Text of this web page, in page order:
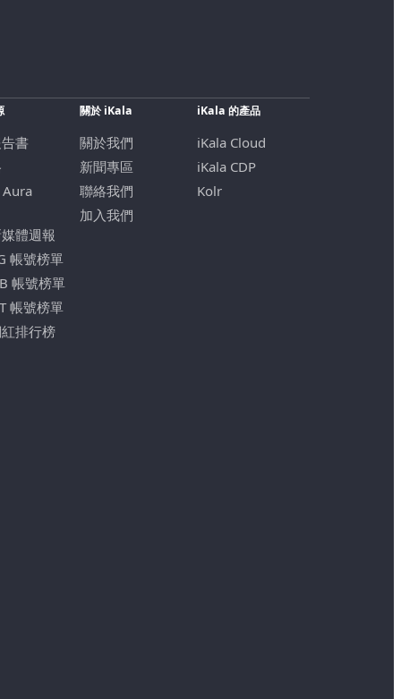
書
體週報
帳號榜單
帳號榜單
帳號榜單
排行榜
關於 iKala
關於我們
新聞專區
聯絡我們
加入我們
iKala 的產品
iKala Cloud
iKala CDP
Kolr